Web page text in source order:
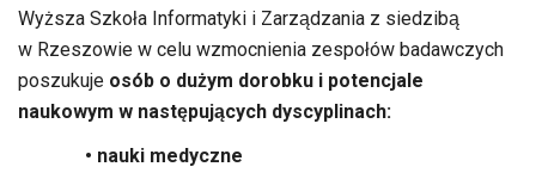
Wyższa Szkoła Informatyki i Zarządzania z siedzibą
w Rzeszowie w celu wzmocnienia zespołów badawczych
poszukuje osób o dużym dorobku i potencjale
naukowym w następujących dyscyplinach:
• nauki medyczne